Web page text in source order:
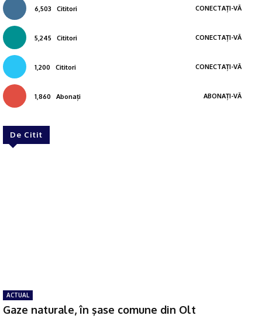
6,503 Cititori CONECTAȚI-VĂ
5,245 Cititori CONECTAȚI-VĂ
1,200 Cititori CONECTAȚI-VĂ
1,860 Abonați ABONAȚI-VĂ
De Citit
ACTUAL
Gaze naturale, în şase comune din Olt